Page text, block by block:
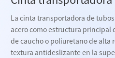
La cinta transportadora de
acero como estructura principal
de caucho o poliuretano de alta
textura antideslizante en la